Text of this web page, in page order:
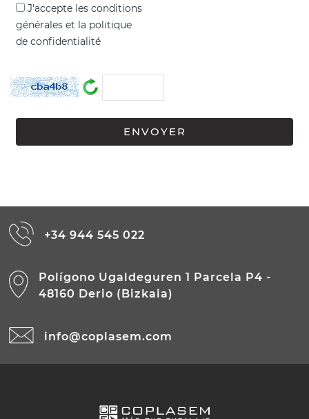
J'accepte les conditions
générales et la politique
de confidentialité
+34 944 545 022
Polígono Ugaldeguren 1 Parcela P4 -
48160 Derio (Bizkaia)
info@coplasem.com